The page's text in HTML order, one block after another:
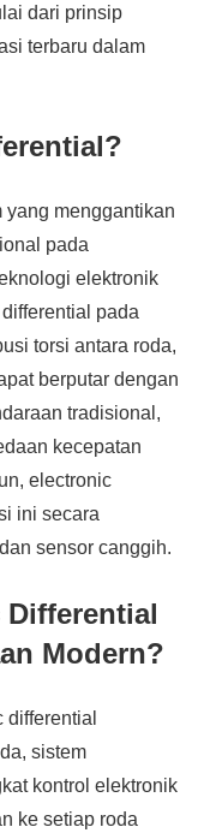
dari prinsip
terbaru dalam
yang menggantikan
pada
elektronik
pada
torsi antara roda,
berputar dengan
tradisional,
kecepatan
electronic
ini secara
sensor canggih.
Differential
Modern?
sistem
kontrol elektronik
ke setiap roda